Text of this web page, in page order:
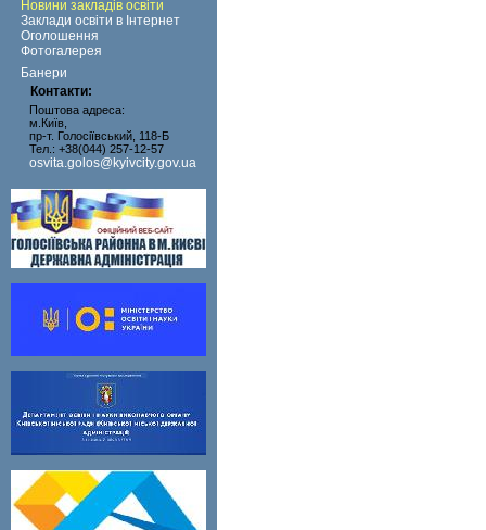
Новини закладів освіти
Заклади освіти в Інтернет
Оголошення
Фотогалерея
Банери
Контакти:
Поштова адреса:
м.Київ,
пр-т. Голосіївський, 118-Б
Тел.: +38(044) 257-12-57
osvita.golos@kyivcity.gov.ua